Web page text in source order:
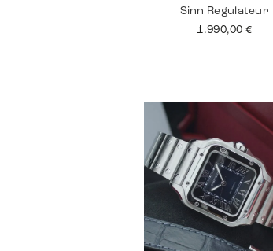
Sinn Regulateur
1.990,00€